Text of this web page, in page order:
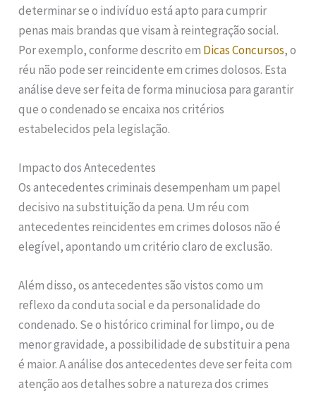
determinar se o indivíduo está apto para cumprir
penas mais brandas que visam à reintegração social.
Por exemplo, conforme descrito em Dicas Concursos, o
réu não pode ser reincidente em crimes dolosos. Esta
análise deve ser feita de forma minuciosa para garantir
que o condenado se encaixa nos critérios
estabelecidos pela legislação.
Impacto dos Antecedentes
Os antecedentes criminais desempenham um papel
decisivo na substituição da pena. Um réu com
antecedentes reincidentes em crimes dolosos não é
elegível, apontando um critério claro de exclusão.
Além disso, os antecedentes são vistos como um
reflexo da conduta social e da personalidade do
condenado. Se o histórico criminal for limpo, ou de
menor gravidade, a possibilidade de substituir a pena
é maior. A análise dos antecedentes deve ser feita com
atenção aos detalhes sobre a natureza dos crimes